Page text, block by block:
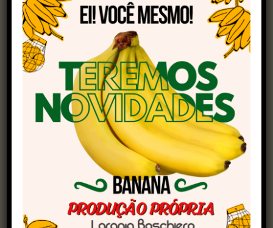
Com novas quedas, o indicador do arroz em
casca CEPEA/IRGA (58% de grãos inteiros, com
pagamento à vista) vem operando no menor
patamar nominal desde julho de 2022, apontam
levantamentos do Cepea.
Segundo o Centro de Pesquisas, a pressão
doméstica acompanha os recuos verificados no
mercado externo. Quanto aos dados de oferta e
demanda nacional divulgados neste mês de
maio pela Companhia Nacional de